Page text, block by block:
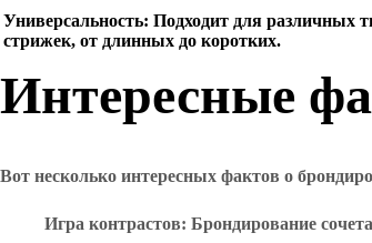
Универсальность: Подходит для различных
стрижек, от длинных до коротких.
Интересные
Вот несколько интересных фактов о
Игра контрастов: Брондирование